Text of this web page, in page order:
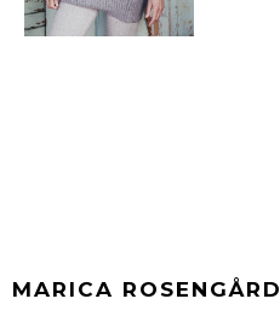
MARICA ROSENGÅRD